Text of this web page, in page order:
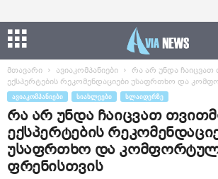
მთავარი ავიაკომპანიები
რა არ უნდა ჩაიცვათ
ექსპერტების რეკომენდაციები უსაფრთხო და
ᲐᲕᲘᲐᲙᲝᲛᲞᲐᲜᲘᲔᲑᲘ ᲡᲘᲐᲮᲚᲔᲔᲑᲘ ᲡᲚᲐᲘᲓᲔᲠᲖᲔ
რა არ უნდა ჩაიცვათ
ექსპერტების
უსაფრთხო და
ფრენისთვის